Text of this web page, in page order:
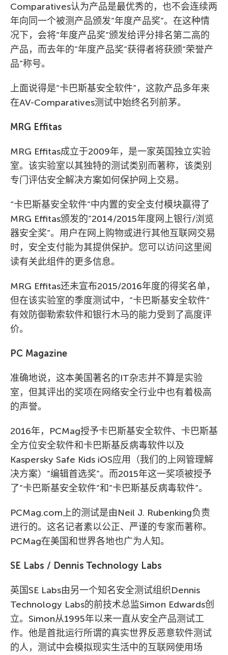
Comparatives认为产品是最优秀的，也不会连续两
年向同一个被测产品颁发”年度产品奖”。在这种情
况下，会将”年度产品奖”颁发给评分排名第二高的
产品，而去年的”年度产品奖”获得者将获颁”荣誉产
品”称号。
上面说得是”卡巴斯基安全软件”，这款产品多年来
在AV-Comparatives测试中始终名列前茅。
MRG Effitas
MRG Effitas成立于2009年，是一家英国独立实验
室。该实验室以其独特的测试类别而著称，该类别
专门评估安全解决方案如何保护网上交易。
“卡巴斯基安全软件”中内置的安全支付模块赢得了
MRG Effitas颁发的”2014/2015年度网上银行/浏览
器安全奖”。用户在网上购物或进行其他互联网交易
时，安全支付能为其提供保护。您可以访问这里阅
读有关此组件的更多信息。
MRG Effitas还未宣布2015/2016年度的得奖名单，
但在该实验室的季度测试中，”卡巴斯基安全软件”
有效防御勒索软件和银行木马的能力受到了高度评
价。
PC Magazine
准确地说，这本美国著名的IT杂志并不算是实验
室，但其评出的奖项在网络安全行业中也有着极高
的声誉。
2016年，PCMag授予卡巴斯基安全软件、卡巴斯基
全方位安全软件和卡巴斯基反病毒软件以及
Kaspersky Safe Kids iOS应用（我们的上网管理解
决方案）”编辑首选奖”。而2015年这一奖项被授予
了”卡巴斯基安全软件”和”卡巴斯基反病毒软件”。
PCMag.com上的测试是由Neil J. Rubenking负责
进行的。这名记者素以公正、严谨的专家而著称。
PCMag在美国和世界各地也广为人知。
SE Labs / Dennis Technology Labs
英国SE Labs由另一个知名安全测试组织Dennis
Technology Labs的前技术总监Simon Edwards创
立。Simon从1995年以来一直从安全产品测试工
作。他是首批运行所谓的真实世界反恶意软件测试
的人，测试中会模拟现实生活中的互联网使用场